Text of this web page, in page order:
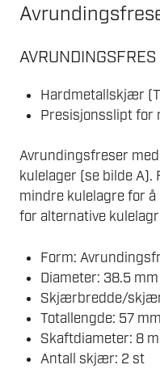
Hardmetallskjær
Presisjonsslipt for
Avrundingsfreser
kulelager (se bilde
mindre kulelagre for
for alternative
Form:
Diameter: 38.5 mm
Skjærbredde/
Totallengde: 57 mm
Skaftdiameter: 8
Antall skjær: 2 st